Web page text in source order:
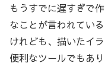
もうすでに遅すぎで
なことが言われてい
けれども、描いたイ
便利なツールでもあり